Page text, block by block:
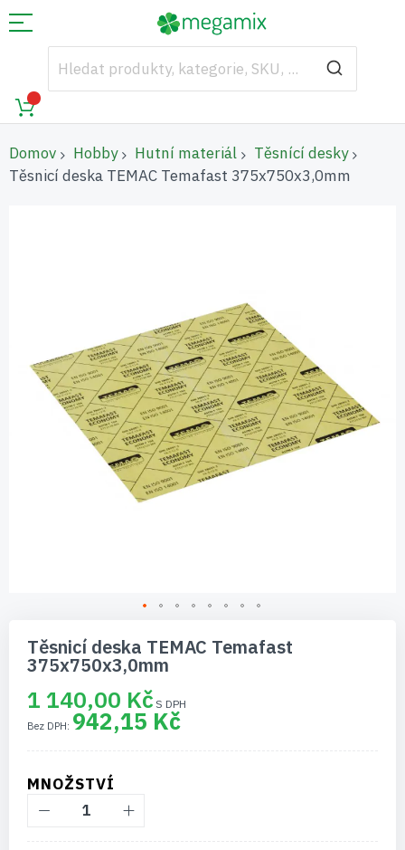
Domov Hobby Hutní materiál
Těsnící desky
Těsnicí deska TEMAC Temafast 375x750x3,0mm
začátek
galerie
obrázky
Těsnicí deska TEMAC Temafast
375x750x3,0mm
1 140,00 Kč
942,15 Kč
MNOŽSTVÍ